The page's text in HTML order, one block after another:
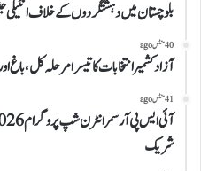
بلوچستان میں دہشتگردوں کے خلاف انٹیلی جنس بیسڈ
40 منٹس ago
آزاد کشمیر انتخابات کا تیسرا مرحلہ کل، باغ اور حویلی کی 4
41 منٹس ago
شریک